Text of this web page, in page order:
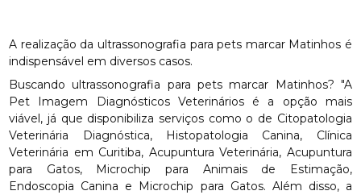
A realização da ultrassonografia para pets marcar Matinhos é
indispensável em diversos casos.
Buscando ultrassonografia para pets marcar Matinhos? "A
Pet Imagem Diagnósticos Veterinários é a opção mais
viável, já que disponibiliza serviços como o de Citopatologia
Veterinária Diagnóstica, Histopatologia Canina, Clínica
Veterinária em Curitiba, Acupuntura Veterinária, Acupuntura
para Gatos, Microchip para Animais de Estimação,
Endoscopia Canina e Microchip para Gatos. Além disso, a